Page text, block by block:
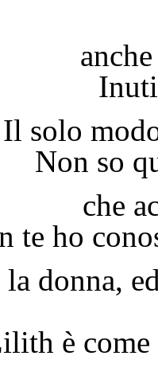
Il solo
Non so
che
te ho
donna,
è come